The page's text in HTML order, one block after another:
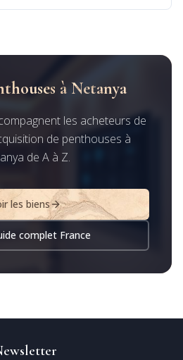
à Netanya
les acheteurs de
de penthouses à
de A à Z.
les biens
complet France